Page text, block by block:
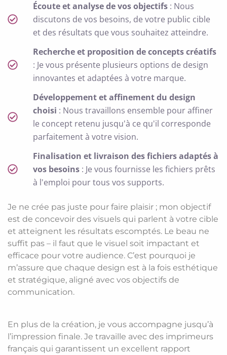
Écoute et analyse de vos objectifs : Nous
discutons de vos besoins, de votre public cible
et des résultats que vous souhaitez atteindre.
Recherche et proposition de concepts créatifs
: Je vous présente plusieurs options de design
innovantes et adaptées à votre marque.
Développement et affinement du design
choisi : Nous travaillons ensemble pour affiner
le concept retenu jusqu'à ce qu'il corresponde
parfaitement à votre vision.
Finalisation et livraison des fichiers adaptés à
vos besoins : Je vous fournisse les fichiers prêts
à l'emploi pour tous vos supports.
Je ne crée pas juste pour faire plaisir ; mon objectif
est de concevoir des visuels qui parlent à votre cible
et atteignent les résultats escomptés. Le beau ne
suffit pas – il faut que le visuel soit impactant et
efficace pour votre audience. C’est pourquoi je
m’assure que chaque design est à la fois esthétique
et stratégique, aligné avec vos objectifs de
communication.
En plus de la création, je vous accompagne jusqu’à
l’impression finale. Je travaille avec des imprimeurs
français qui garantissent un excellent rapport